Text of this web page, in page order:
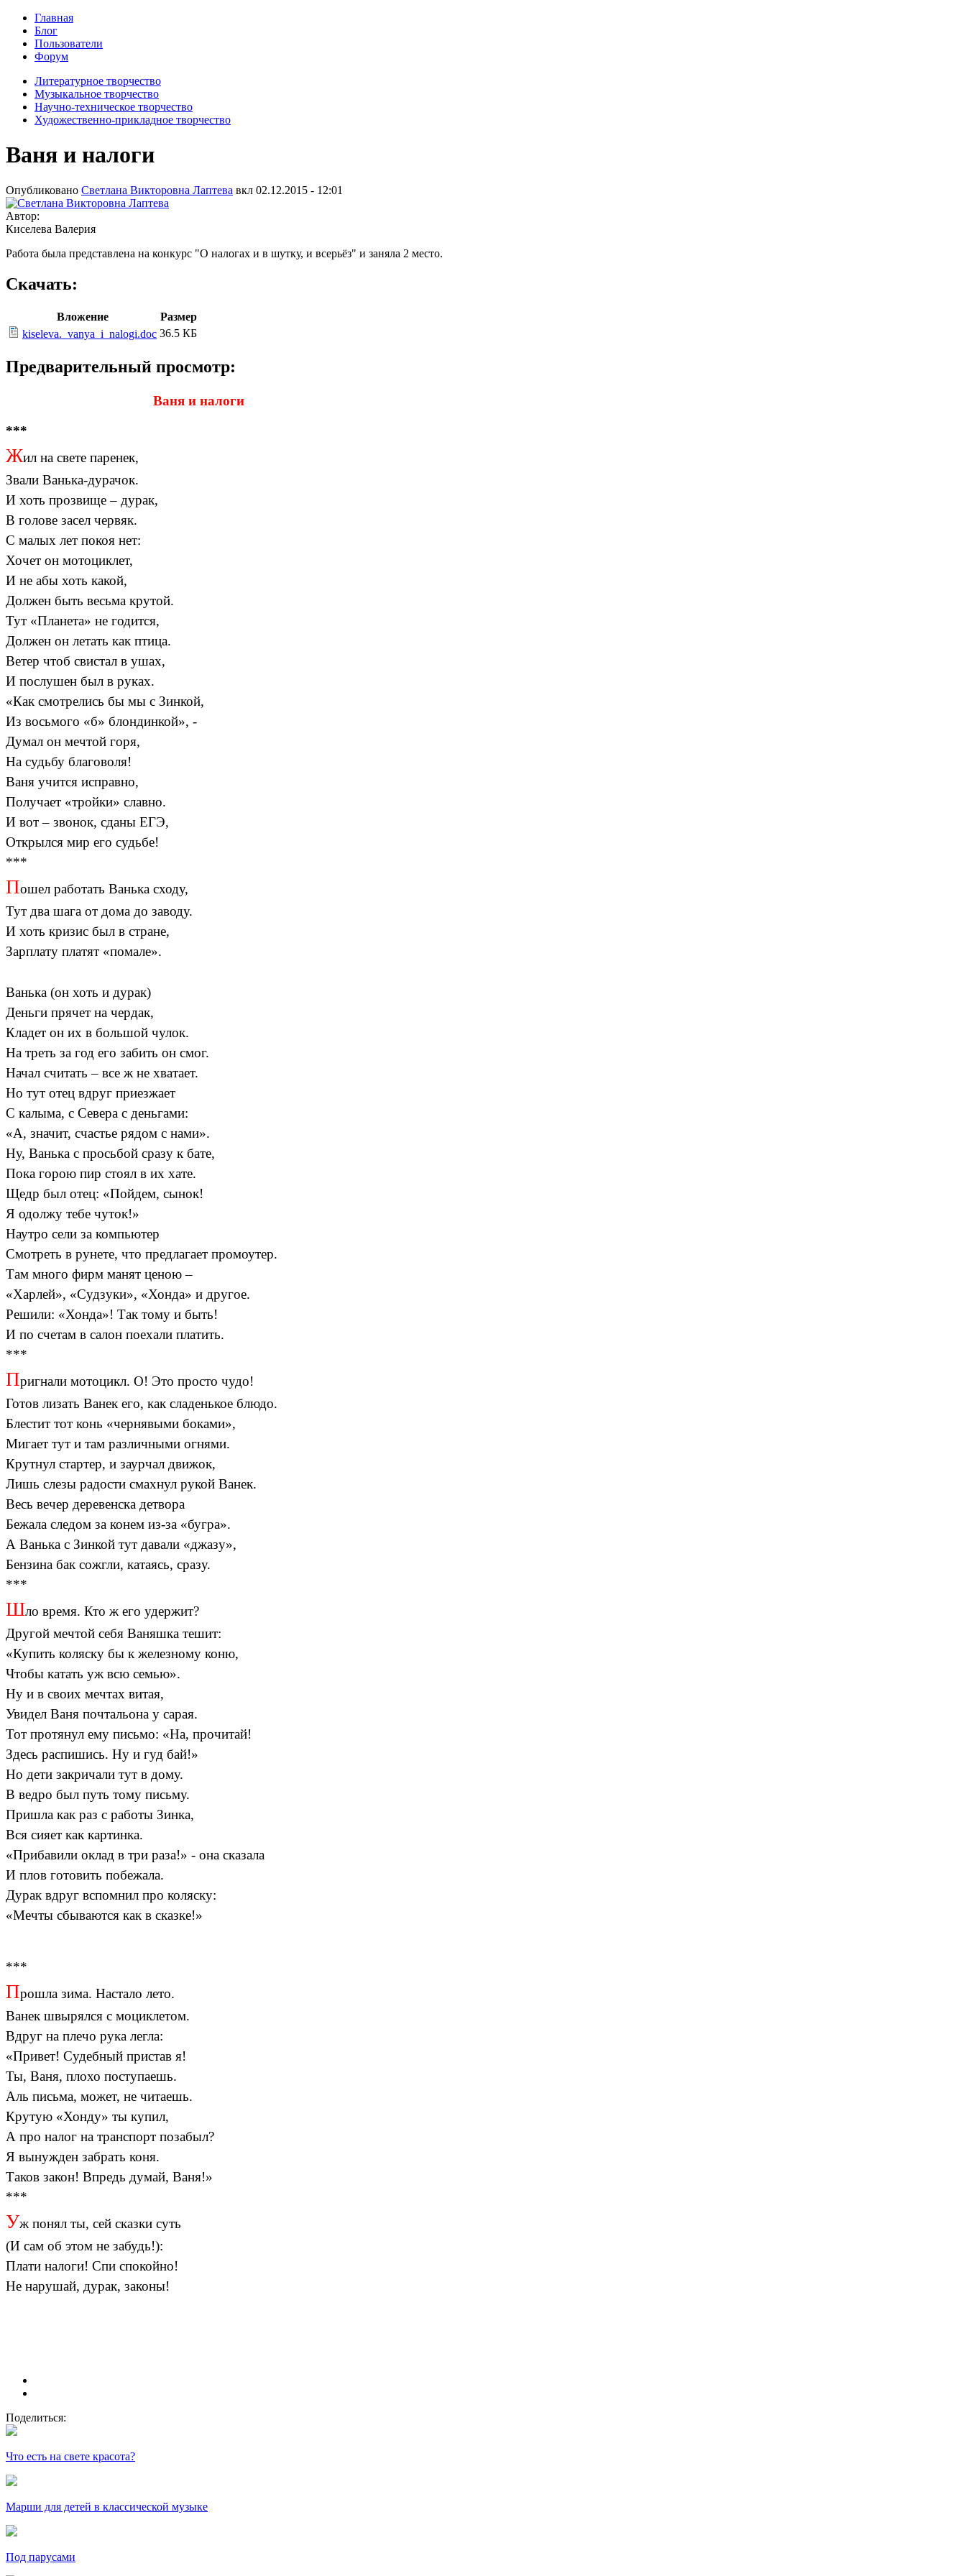
Главная
Блог
Пользователи
Форум
Литературное творчество
Музыкальное творчество
Научно-техническое творчество
Художественно-прикладное творчество
Ваня и налоги
Опубликовано Светлана Викторовна Лаптева вкл 02.12.2015 - 12:01
Автор:
Киселева Валерия
Работа была представлена на конкурс "О налогах и в шутку, и всерьёз" и заняла 2 место.
Скачать:
Вложение
Размер
kiseleva._vanya_i_nalogi.doc 36.5 КБ
Предварительный просмотр:
Ваня и налоги
***
Жил на свете паренек,
Звали Ванька-дурачок.
И хоть прозвище – дурак,
В голове засел червяк.
С малых лет покоя нет:
Хочет он мотоциклет,
И не абы хоть какой,
Должен быть весьма крутой.
Тут «Планета» не годится,
Должен он летать как птица.
Ветер чтоб свистал в ушах,
И послушен был в руках.
«Как смотрелись бы мы с Зинкой,
Из восьмого «б» блондинкой», -
Думал он мечтой горя,
На судьбу благоволя!
Ваня учится исправно,
Получает «тройки» славно.
И вот – звонок, сданы ЕГЭ,
Открылся мир его судьбе!
***
Пошел работать Ванька сходу,
Тут два шага от дома до заводу.
И хоть кризис был в стране,
Зарплату платят «помале».
Ванька (он хоть и дурак)
Деньги прячет на чердак,
Кладет он их в большой чулок.
На треть за год его забить он смог.
Начал считать – все ж не хватает.
Но тут отец вдруг приезжает
С калыма, с Севера с деньгами:
«А, значит, счастье рядом с нами».
Ну, Ванька с просьбой сразу к бате,
Пока горою пир стоял в их хате.
Щедр был отец: «Пойдем, сынок!
Я одолжу тебе чуток!»
Наутро сели за компьютер
Смотреть в рунете, что предлагает промоутер.
Там много фирм манят ценою –
«Харлей», «Судзуки», «Хонда» и другое.
Решили: «Хонда»! Так тому и быть!
И по счетам в салон поехали платить.
***
Пригнали мотоцикл. О! Это просто чудо!
Готов лизать Ванек его, как сладенькое блюдо.
Блестит тот конь «чернявыми боками»,
Мигает тут и там различными огнями.
Крутнул стартер, и заурчал движок,
Лишь слезы радости смахнул рукой Ванек.
Весь вечер деревенска детвора
Бежала следом за конем из-за «бугра».
А Ванька с Зинкой тут давали «джазу»,
Бензина бак сожгли, катаясь, сразу.
***
Шло время. Кто ж его удержит?
Другой мечтой себя Ваняшка тешит:
«Купить коляску бы к железному коню,
Чтобы катать уж всю семью».
Ну и в своих мечтах витая,
Увидел Ваня почтальона у сарая.
Тот протянул ему письмо: «На, прочитай!
Здесь распишись. Ну и гуд бай!»
Но дети закричали тут в дому.
В ведро был путь тому письму.
Пришла как раз с работы Зинка,
Вся сияет как картинка.
«Прибавили оклад в три раза!» - она сказала
И плов готовить побежала.
Дурак вдруг вспомнил про коляску:
«Мечты сбываются как в сказке!»
***
Прошла зима. Настало лето.
Ванек швырялся с моциклетом.
Вдруг на плечо рука легла:
«Привет! Судебный пристав я!
Ты, Ваня, плохо поступаешь.
Аль письма, может, не читаешь.
Крутую «Хонду» ты купил,
А про налог на транспорт позабыл?
Я вынужден забрать коня.
Таков закон! Впредь думай, Ваня!»
***
Уж понял ты, сей сказки суть
(И сам об этом не забудь!):
Плати налоги! Спи спокойно!
Не нарушай, дурак, законы!
Поделиться:
Что есть на свете красота?
Марши для детей в классической музыке
Под парусами